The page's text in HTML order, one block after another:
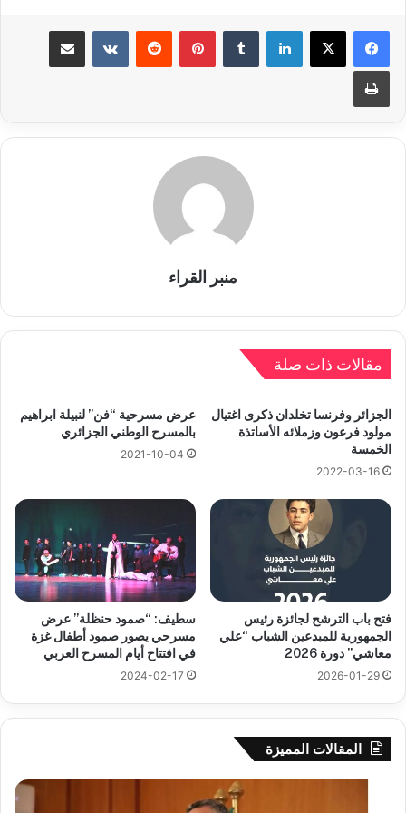
لينكدإن بينتيريست
طباعة
منبر القراء
مقالات ذات صلة
الجزائر وفرنسا تخلدان ذكرى اغتيال
مولود فرعون وزملائه الأساتذة
الخمسة
2022-03-16
عرض مسرحية “فن” لنبيلة ابراهيم
بالمسرح الوطني الجزائري
2021-10-04
فتح باب الترشح لجائزة رئيس
الجمهورية للمبدعين الشباب “علي
معاشي” دورة 2026
2026-01-29
سطيف: “صمود حنظلة” عرض
مسرحي يصور صمود أطفال غزة
في افتتاح أيام المسرح العربي
2024-02-17
المقالات المميزة